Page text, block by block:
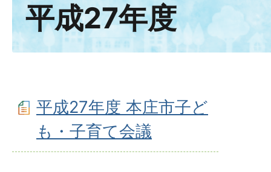
平成27年度
平成27年度 本庄市子ど
も・子育て会議